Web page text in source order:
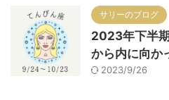
サリーのブログ
2023年下半
から内に向か
2023/9/26